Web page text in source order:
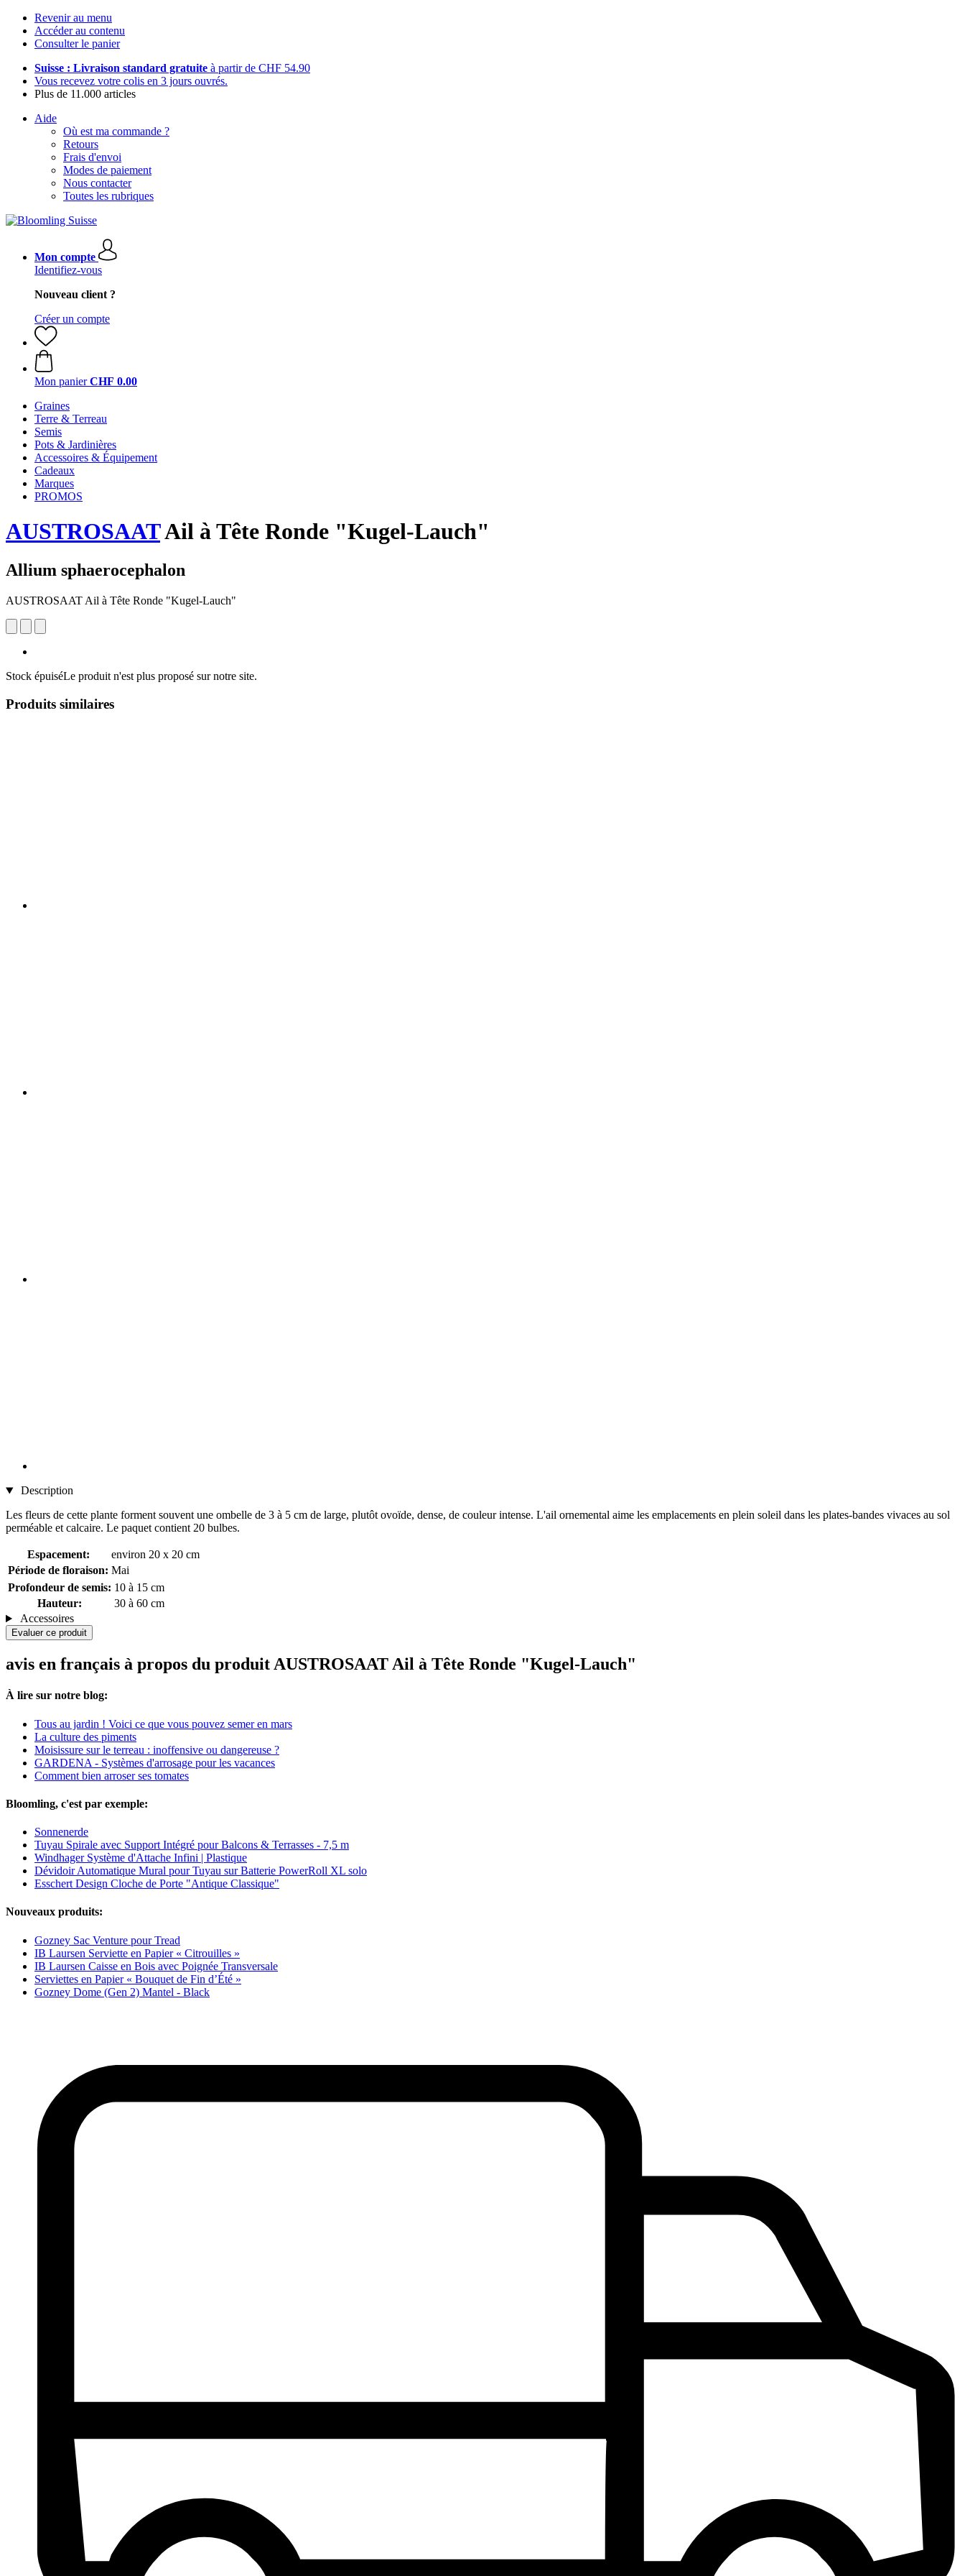
Revenir au menu
Accéder au contenu
Consulter le panier
Suisse : Livraison standard gratuite à partir de CHF 54.90
Vous recevez votre colis en 3 jours ouvrés.
Plus de 11.000 articles
Aide
Où est ma commande ?
Retours
Frais d'envoi
Modes de paiement
Nous contacter
Toutes les rubriques
Mon compte
Identifiez-vous
Nouveau client ?
Créer un compte
Mon panier CHF 0.00
Graines
Terre & Terreau
Semis
Pots & Jardinières
Accessoires & Équipement
Cadeaux
Marques
PROMOS
AUSTROSAATAil à Tête Ronde "Kugel-Lauch"
Allium sphaerocephalon
AUSTROSAAT Ail à Tête Ronde "Kugel-Lauch"
Stock épuiséLe produit n'est plus proposé sur notre site.
Produits similaires
Description
Les fleurs de cette plante forment souvent une ombelle de 3 à 5 cm de large, plutôt ovoïde, dense, de couleur intense. L'ail ornemental aime les emplacements en plein soleil dans les plates-bandes vivaces au sol
perméable et calcaire. Le paquet contient 20 bulbes.
Espacement:
environ 20 x 20 cm
Période de floraison: Mai
Profondeur de semis: 10 à 15 cm
Hauteur:
30 à 60 cm
Accessoires
Evaluer ce produit
avis en français à propos du produit AUSTROSAAT Ail à Tête Ronde "Kugel-Lauch"
À lire sur notre blog:
Tous au jardin ! Voici ce que vous pouvez semer en mars
La culture des piments
Moisissure sur le terreau : inoffensive ou dangereuse ?
GARDENA - Systèmes d'arrosage pour les vacances
Comment bien arroser ses tomates
Bloomling, c'est par exemple:
Sonnenerde
Tuyau Spirale avec Support Intégré pour Balcons & Terrasses - 7,5 m
Windhager Système d'Attache Infini | Plastique
Dévidoir Automatique Mural pour Tuyau sur Batterie PowerRoll XL solo
Esschert Design Cloche de Porte "Antique Classique"
Nouveaux produits:
Gozney Sac Venture pour Tread
IB Laursen Serviette en Papier « Citrouilles »
IB Laursen Caisse en Bois avec Poignée Transversale
Serviettes en Papier « Bouquet de Fin d’Été »
Gozney Dome (Gen 2) Mantel - Black